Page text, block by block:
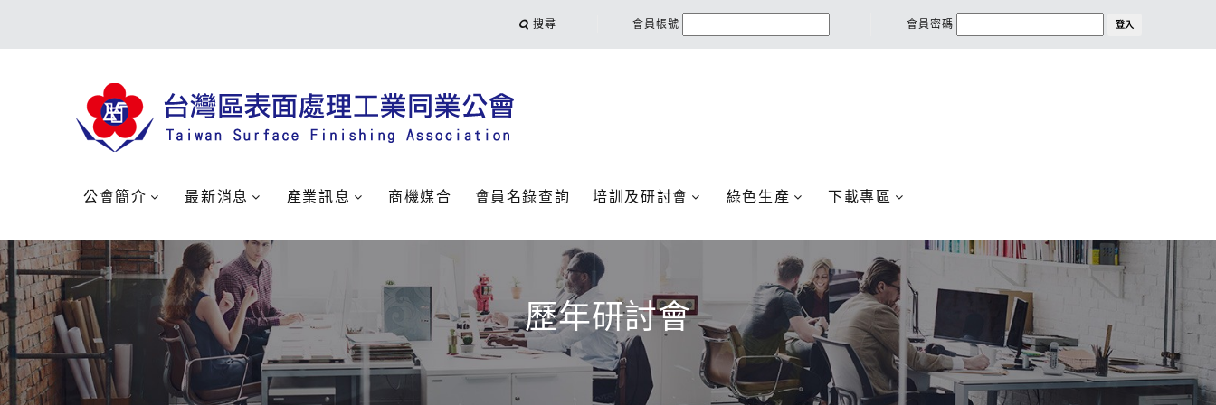
搜尋 會員帳號 會員密碼 登入
公會簡介 最新消息 產業訊息 商機媒合 會員名錄查詢 培訓及研討會 綠色生產 下載專區
歷年研討會